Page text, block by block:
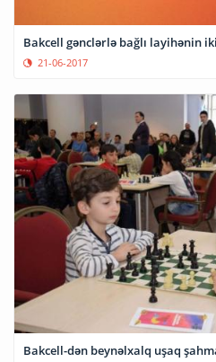
21-06-2017
Bakcell-dən beynəlxalq uşaq